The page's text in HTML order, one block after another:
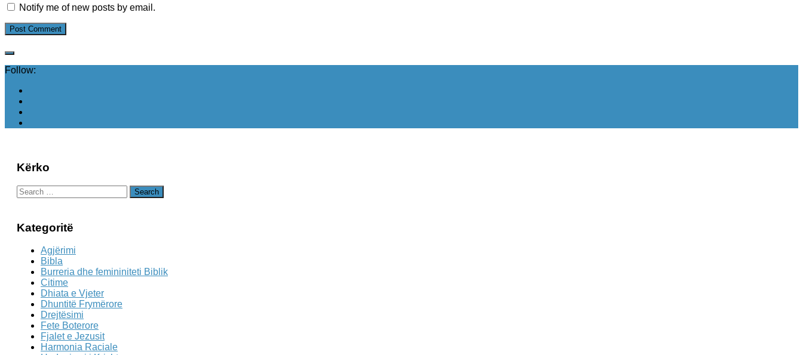
Notify me of new posts by email.
Follow:
Kërko
Search
for:
Kategoritë
Agjërimi
Bibla
Burreria dhe femininiteti Biblik
Citime
Dhiata e Vjeter
Dhuntitë Frymërore
Drejtësimi
Fete Boterore
Fjalet e Jezusit
Harmonia Raciale